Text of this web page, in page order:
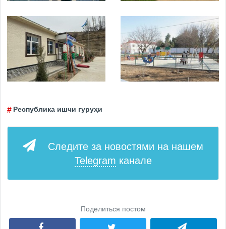
Республика ишчи гуруҳи
Следите за новостями на нашем
Telegram канале
Поделиться постом